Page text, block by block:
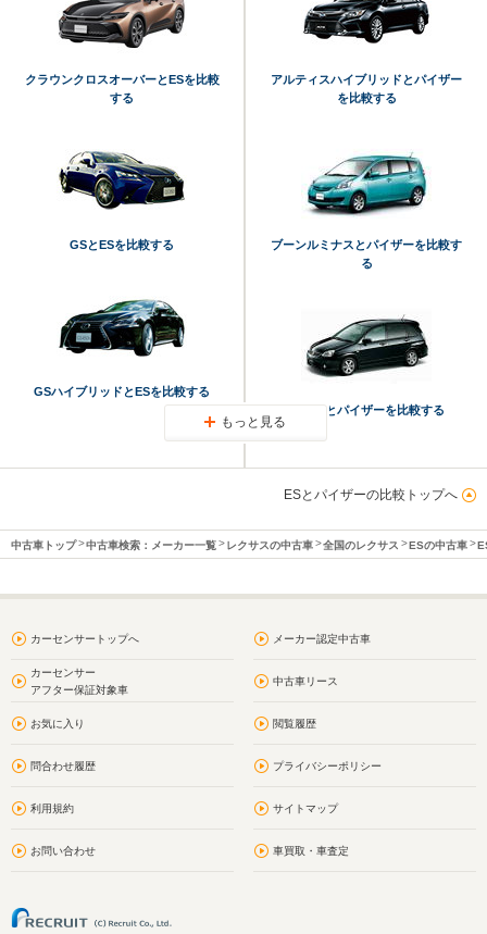
クラウンクロスオーバーとESを比較
する
GSとESを比較する
GSハイブリッドとESを比較する
アルティスハイブリッドとパイザー
を比較する
ブーンルミナスとパイザーを比較す
る
エリオとパイザーを比較する
もっと見る
ESとパイザーの比較トップへ
中古車トップ 中古車検索：メーカー一覧 レクサスの中古車 全国のレクサス ESの中古車
カーセンサートップへ メーカー認定中古車
カーセンサー
アフター保証対象車
中古車リース
お気に入り 閲覧履歴
問合わせ履歴 プライバシーポリシー
利用規約 サイトマップ
お問い合わせ 車買取・車査定